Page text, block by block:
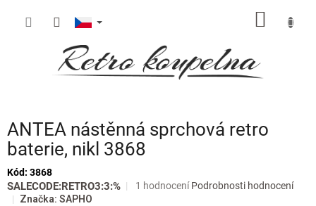
ANTEA nástěnná sprchová retro
baterie, nikl 3868
Kód: 3868
SALECODE:RETRO3:3:%
Průměrné
1 hodnocení Podrobnosti hodnocení
Značka: SAPHO